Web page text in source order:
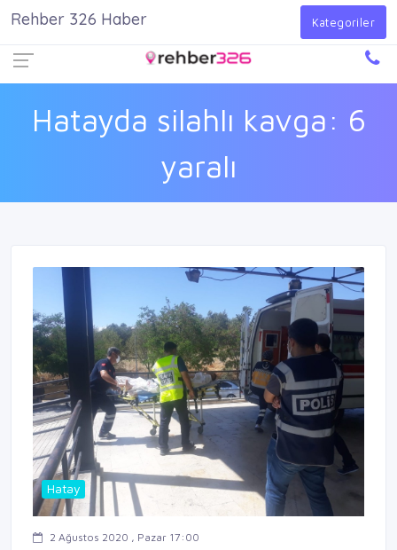
Giriş Yap
Hatayda silahlı kavga: 6
yaralı
Rehber 326 Haber Kategoriler
Hatay
2 Ağustos 2020 , Pazar 17:00